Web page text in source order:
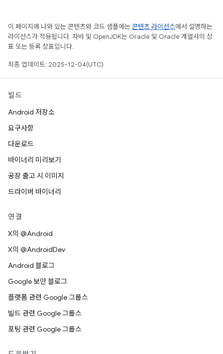
이 페이지에 나와 있는 콘텐츠와 코드 샘플에는 콘텐츠 라이선스에서 설명하는
라이선스가 적용됩니다. 자바 및 OpenJDK는 Oracle 및 Oracle 계열사의 상
표 또는 등록 상표입니다.
최종 업데이트: 2025-12-04(UTC)
빌드
Android 저장소
요구사항
다운로드
바이너리 미리보기
공장 출고 시 이미지
드라이버 바이너리
연결
X의 @Android
X의 @AndroidDev
Android 블로그
Google 보안 블로그
플랫폼 관련 Google 그룹스
빌드 관련 Google 그룹스
포팅 관련 Google 그룹스